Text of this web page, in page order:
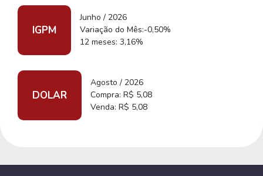
IGPM
Junho / 2026
Variação do Mês:-0,50%
12 meses: 3,16%
DOLAR
Agosto / 2026
Compra: R$ 5,08
Venda: R$ 5,08